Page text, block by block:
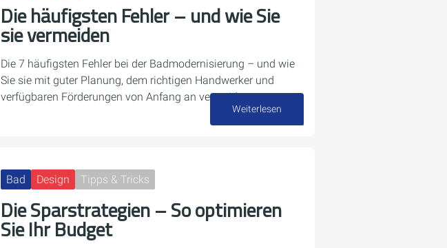
Die häufigsten Fehler – und wie Sie
sie vermeiden
Die 7 häufigsten Fehler bei der Badmodernisierung – und wie
Sie sie mit guter Planung, dem richtigen Handwerker und
verfügbaren Förderungen von Anfang an vermeiden.
Weiterlesen
Bad Design Tipps & Tricks
Die Sparstrategien – So optimieren
Sie Ihr Budget